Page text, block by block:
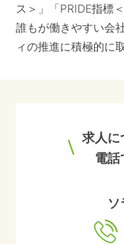
ス＞」「PRIDE指標
誰もが働きやすい会
ィの推進に積極的に
求人に
電話